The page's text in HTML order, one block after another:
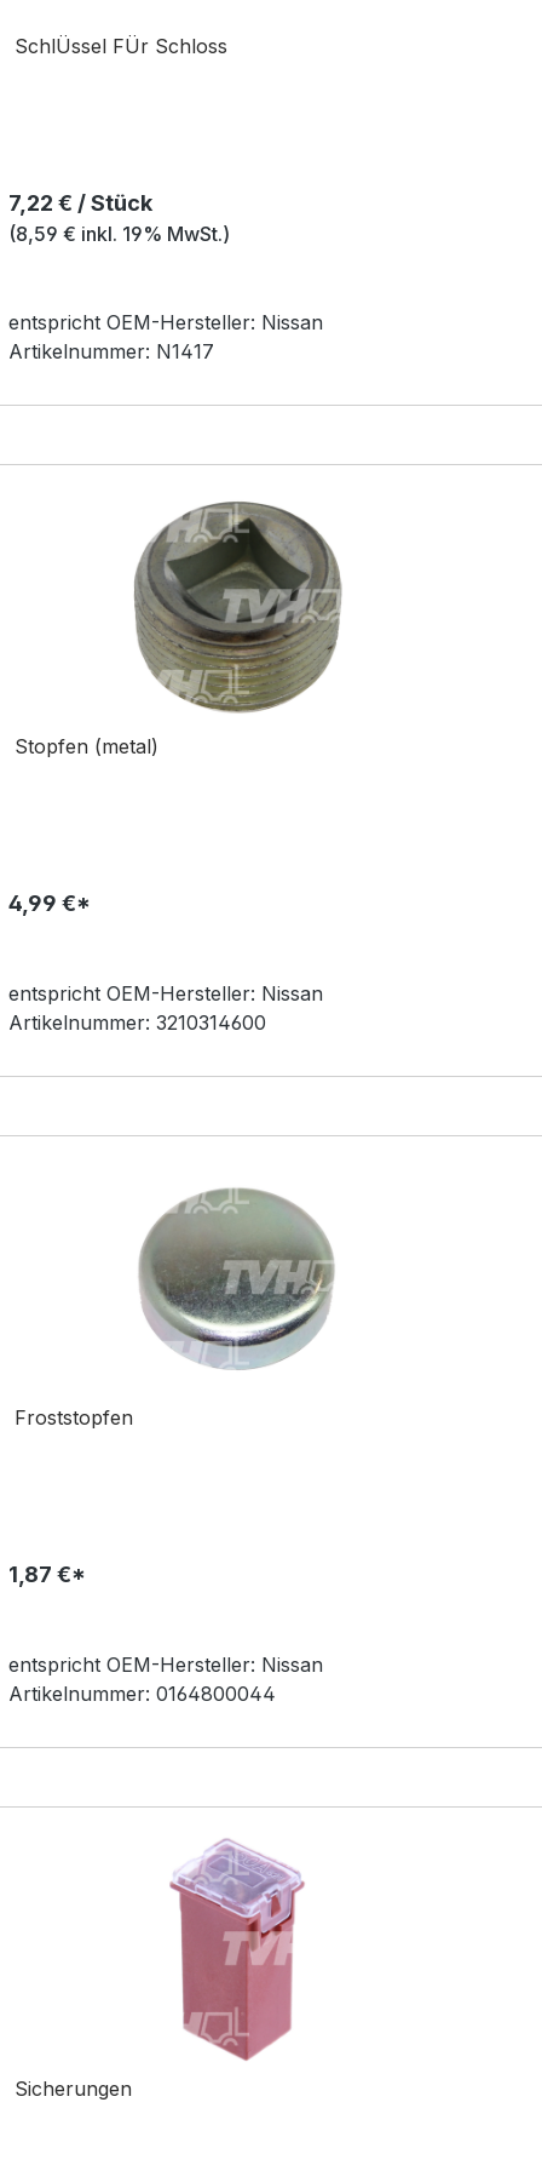
SchlÜssel FÜr Schloss
Regulärer Preis:
7,22 € / Stück
(8,59 € inkl. 19% MwSt.)
entspricht OEM-Hersteller: Nissan
Artikelnummer: N1417
Stopfen (metal)
4,99 €*
entspricht OEM-Hersteller: Nissan
Artikelnummer: 3210314600
Froststopfen
1,87 €*
entspricht OEM-Hersteller: Nissan
Artikelnummer: 0164800044
Sicherungen